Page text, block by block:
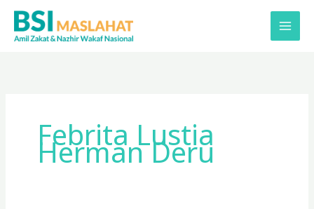
Lewati
konten
Febrita Lustia
Herman Deru